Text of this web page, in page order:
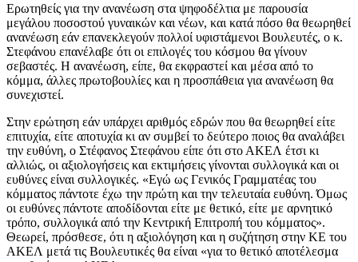
Ερωτηθείς για την ανανέωση στα ψηφοδέλτια με παρουσία
μεγάλου ποσοστού γυναικών και νέων, και κατά πόσο θα θεωρηθεί
ανανέωση εάν επανεκλεγούν πολλοί υφιστάμενοι Βουλευτές, ο κ.
Στεφάνου επανέλαβε ότι οι επιλογές του κόσμου θα γίνουν
σεβαστές. Η ανανέωση, είπε, θα εκφραστεί και μέσα από το
κόμμα, άλλες πρωτοβουλίες και η προσπάθεια για ανανέωση θα
συνεχιστεί.
Στην ερώτηση εάν υπάρχει αριθμός εδρών που θα θεωρηθεί είτε
επιτυχία, είτε αποτυχία κι αν συμβεί το δεύτερο ποιος θα αναλάβει
την ευθύνη, ο Στέφανος Στεφάνου είπε ότι στο ΑΚΕΛ έτσι κι
αλλιώς, οι αξιολογήσεις και εκτιμήσεις γίνονται συλλογικά και οι
ευθύνες είναι συλλογικές. «Εγώ ως Γενικός Γραμματέας του
κόμματος πάντοτε έχω την πρώτη και την τελευταία ευθύνη. Όμως
οι ευθύνες πάντοτε αποδίδονται είτε με θετικό, είτε με αρνητικό
τρόπο, συλλογικά από την Κεντρική Επιτροπή του κόμματος».
Θεωρεί, πρόσθεσε, ότι η αξιολόγηση και η συζήτηση στην ΚΕ του
ΑΚΕΛ μετά τις Βουλευτικές θα είναι «για το θετικό αποτέλεσμα